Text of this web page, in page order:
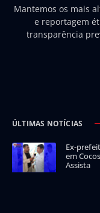
Mantemos os mais
e reportagem
transparência
ÚLTIMAS NOTÍCIAS
Ex-
em
Assista